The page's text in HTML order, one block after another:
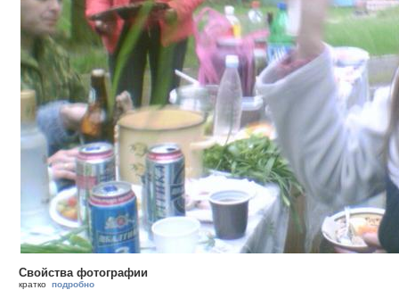
Свойства фотографии
кратко подробно